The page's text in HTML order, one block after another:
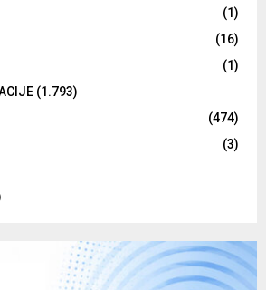
(1)
(16)
(1)
(1.793)
(474)
(3)